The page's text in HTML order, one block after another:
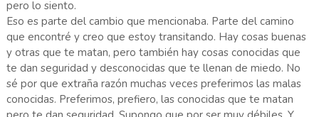
pero lo siento.
Eso es parte del cambio que mencionaba. Parte del camino
que encontré y creo que estoy transitando. Hay cosas buenas
y otras que te matan, pero también hay cosas conocidas que
te dan seguridad y desconocidas que te llenan de miedo. No
sé por que extraña razón muchas veces preferimos las malas
conocidas. Preferimos, prefiero, las conocidas que te matan